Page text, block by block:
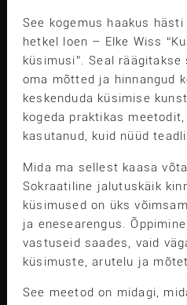
See kogemus haakus
hetkel loen – Elke Wiss
küsimusi”. Seal
oma mõtted ja hinnangud
keskenduda küsimise
kogeda praktikas
kasutanud, kuid nüüd
Mida ma sellest kaasa
Sokraatiline jalutuskäik
küsimused on üks
ja enesearengus.
vastuseid saades, vaid
küsimuste, arutelu ja
See meetod on midagi,